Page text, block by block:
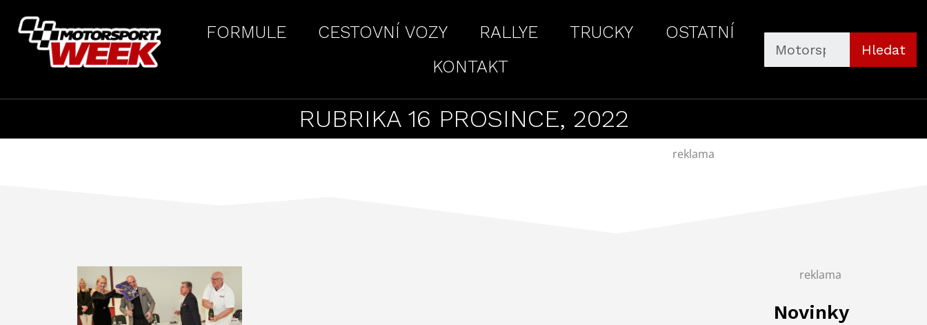
FORMULE CESTOVNÍ VOZY RALLYE TRUCKY
OSTATNÍ
KONTAKT
Hledat
RUBRIKA 16 PROSINCE, 2022
reklama
reklama
Novinky